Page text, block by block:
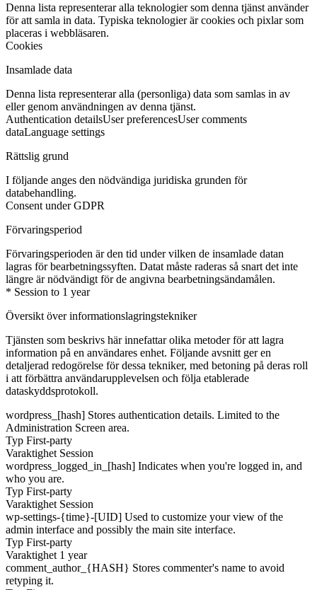
Denna lista representerar alla teknologier som denna tjänst använder
för att samla in data. Typiska teknologier är cookies och pixlar som
placeras i webbläsaren.
Cookies
Insamlade data
Denna lista representerar alla (personliga) data som samlas in av
eller genom användningen av denna tjänst.
Authentication detailsUser preferencesUser comments
dataLanguage settings
Rättslig grund
I följande anges den nödvändiga juridiska grunden för
databehandling.
Consent under GDPR
Förvaringsperiod
Förvaringsperioden är den tid under vilken de insamlade datan
lagras för bearbetningssyften. Datat måste raderas så snart det inte
längre är nödvändigt för de angivna bearbetningsändamålen.
* Session to 1 year
Översikt över informationslagringstekniker
Tjänsten som beskrivs här innefattar olika metoder för att lagra
information på en användares enhet. Följande avsnitt ger en
detaljerad redogörelse för dessa tekniker, med betoning på deras roll
i att förbättra användarupplevelsen och följa etablerade
dataskyddsprotokoll.
wordpress_[hash] Stores authentication details. Limited to the
Administration Screen area.
Typ First-party
Varaktighet Session
wordpress_logged_in_[hash] Indicates when you're logged in, and
who you are.
Typ First-party
Varaktighet Session
wp-settings-{time}-[UID] Used to customize your view of the
admin interface and possibly the main site interface.
Typ First-party
Varaktighet 1 year
comment_author_{HASH} Stores commenter's name to avoid
retyping it.